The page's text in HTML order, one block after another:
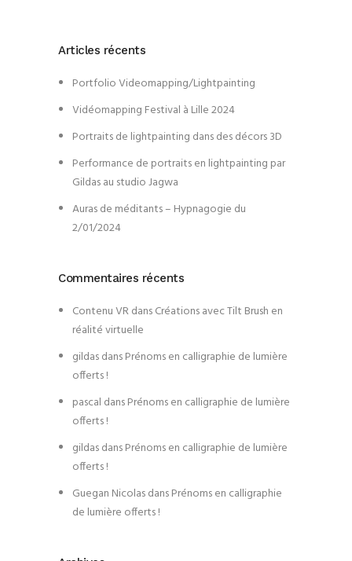
Articles récents
Portfolio Videomapping/Lightpainting
Vidéomapping Festival à Lille 2024
Portraits de lightpainting dans des décors 3D
Performance de portraits en lightpainting par
Gildas au studio Jagwa
Auras de méditants – Hypnagogie du
2/01/2024
Commentaires récents
Contenu VRdansCréations avec Tilt Brush en
réalité virtuelle
gildasdansPrénoms en calligraphie de lumière
offerts !
pascal dansPrénoms en calligraphie de lumière
offerts !
gildasdansPrénoms en calligraphie de lumière
offerts !
Guegan NicolasdansPrénoms en calligraphie
de lumière offerts !